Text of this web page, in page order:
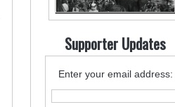
Supporter Updates
Enter your email address: